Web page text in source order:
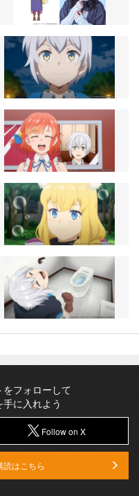
フォローして
に入れよう
Follow on X
はこちら